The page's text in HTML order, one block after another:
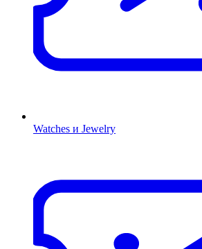
Watches и Jewelry